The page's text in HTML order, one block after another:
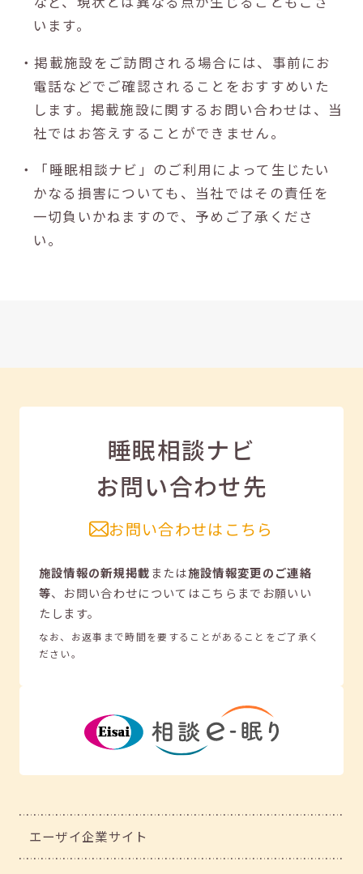
います。
・掲載施設をご訪問される場合には、事前にお
電話などでご確認されることをおすすめいた
します。掲載施設に関するお問い合わせは、当
社ではお答えすることができません。
・「睡眠相談ナビ」のご利用によって生じたい
かなる損害についても、当社ではその責任を
一切負いかねますので、予めご了承くださ
い。
睡眠相談ナビ
お問い合わせ先
お問い合わせはこちら
施設情報の新規掲載または施設情報変更のご連絡
等、 お問い合わせについてはこちらまでお願いい
たします。
なお、お返事まで時間を要することがあることをご了承く
ださい。
エーザイ企業サイト